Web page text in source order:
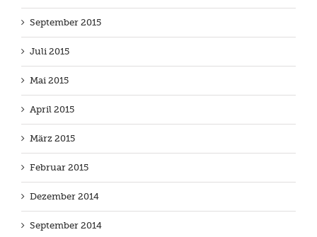
September 2015
Juli 2015
Mai 2015
April 2015
März 2015
Februar 2015
Dezember 2014
September 2014